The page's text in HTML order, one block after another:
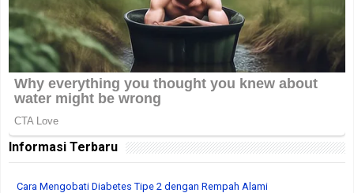
Informasi Terbaru
Cara Mengobati Diabetes Tipe 2 dengan Rempah Alami